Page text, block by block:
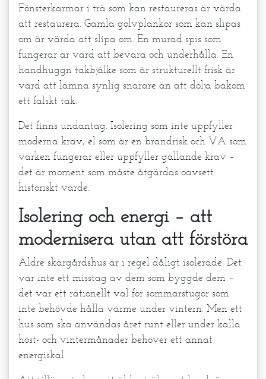
Fönsterkarmar i trä som kan restaureras är värda
att restaurera. Gamla golvplankor som kan slipas
om är värda att slipa om. En murad spis som
fungerar är värd att bevara och underhålla. En
handhuggn takbjälke som är strukturellt frisk är
värd att lämna synlig snarare än att dölja bakom
ett falskt tak.
Det finns undantag. Isolering som inte uppfyller
moderna krav, el som är en brandrisk och VA som
varken fungerar eller uppfyller gällande krav –
det är moment som måste åtgärdas oavsett
historiskt värde.
Isolering och energi – att
modernisera utan att förstöra
Äldre skärgårdshus är i regel dåligt isolerade. Det
var inte ett misstag av dem som byggde dem –
det var ett rationellt val för sommarstugor som
inte behövde hålla värme under vintern. Men ett
hus som ska användas året runt eller under kalla
höst- och vintermånader behöver ett annat
energiskal.